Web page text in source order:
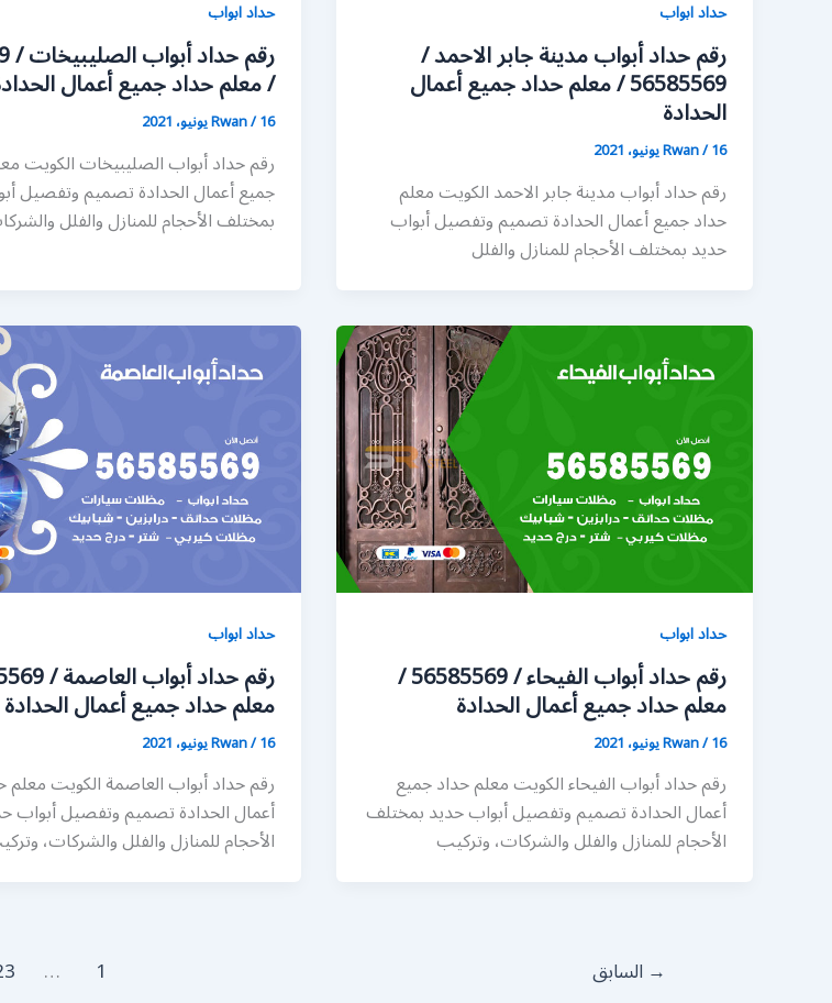
حداد ابواب
رقم حداد أبواب مدينة جابر الاحمد /
56585569 / معلم حداد جميع أعمال
الحدادة
Rwan/16 يونيو، 2021
رقم حداد أبواب مدينة جابر الاحمد الكويت معلم
حداد جميع أعمال الحدادة تصميم وتفصيل أبواب
حديد بمختلف الأحجام للمنازل والفلل
حداد ابواب
/ معلم حداد جميع أعمال
Rwan/16 يونيو، 2021
رقم حداد أبواب الصليبيخات الكويت
جميع أعمال الحدادة تصميم وتفصيل
بمختلف الأحجام للمنازل والفلل
حداد ابواب
رقم حداد أبواب الفيحاء / 56585569 /
معلم حداد جميع أعمال الحدادة
Rwan/16 يونيو، 2021
رقم حداد أبواب الفيحاء الكويت معلم حداد جميع
أعمال الحدادة تصميم وتفصيل أبواب حديد بمختلف
الأحجام للمنازل والفلل والشركات، وتركيب
حداد ابواب
معلم حداد جميع أعمال الحدادة
Rwan/16 يونيو، 2021
رقم حداد أبواب العاصمة الكويت معلم
أعمال الحدادة تصميم وتفصيل أبواب
الأحجام للمنازل والفلل والشركات،
→ السابق 1
…